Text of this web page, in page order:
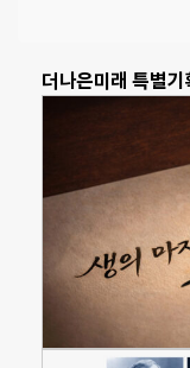
더나은미래 특별기